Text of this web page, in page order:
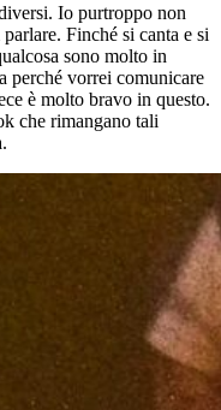
Io purtroppo non
Finché si canta e si
sono molto in
perché vorrei comunicare
è molto bravo in questo.
che rimangano tali